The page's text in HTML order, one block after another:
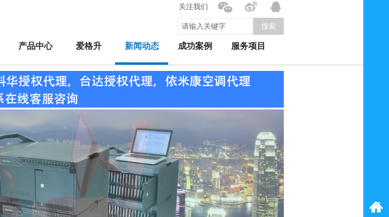
产品中心 爱格升 新闻动态 成功案例 服务项目
关注我们
搜索